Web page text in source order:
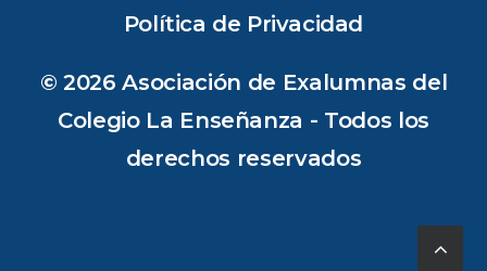
Política de Privacidad
© 2026 Asociación de Exalumnas del
Colegio La Enseñanza - Todos los
derechos reservados